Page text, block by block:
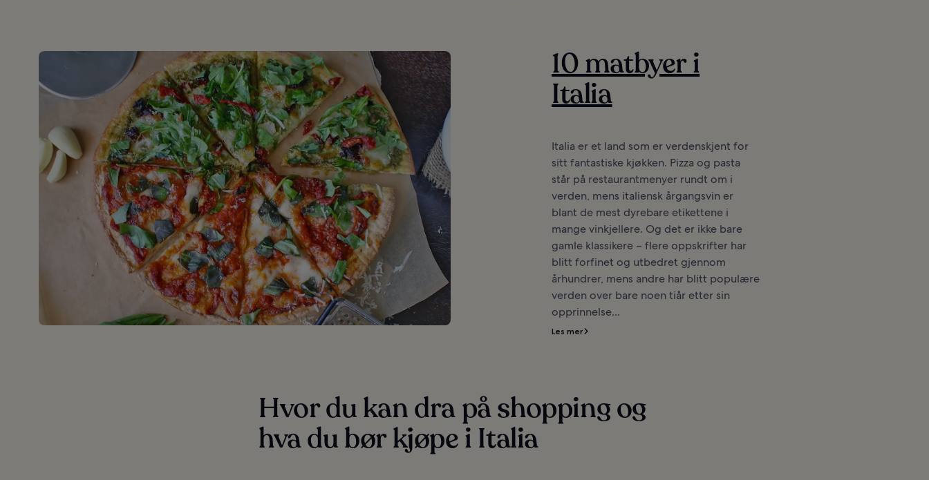
10 matbyer i
Italia
Italia er et land som er verdenskjent for
sitt fantastiske kjøkken. Pizza og pasta
står på restaurantmenyer rundt om i
verden, mens italiensk årgangsvin er
blant de mest dyrebare etikettene i
mange vinkjellere. Og det er ikke bare
gamle klassikere – flere oppskrifter har
blitt forfinet og utbedret gjennom
århundrer, mens andre har blitt populære
verden over bare noen tiår etter sin
opprinnelse...
Les mer
Hvor du kan dra på shopping og
hva du bør kjøpe i Italia